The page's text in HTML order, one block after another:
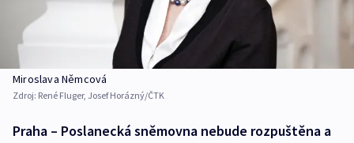
Miroslava Němcová
Zdroj: René Fluger, Josef Horázný/ČTK
Praha – Poslanecká sněmovna nebude rozpuštěna a